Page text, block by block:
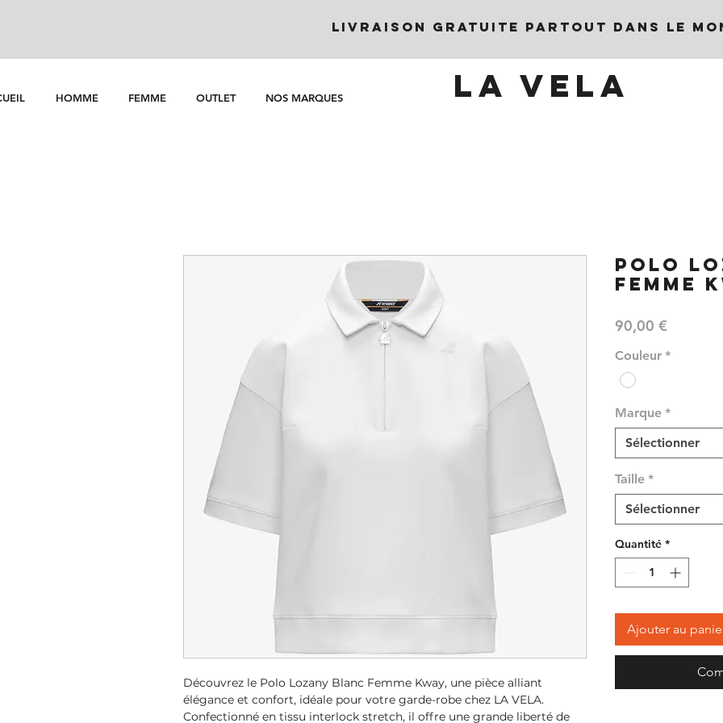
LIVRAISON GRATUITE PARTOUT DANS LE
HOMME FEMME OUTLET NOS MARQUES LA VELA
Découvrez le Polo Lozany Blanc Femme Kway, une pièce alliant
élégance et confort, idéale pour votre garde-robe chez LA VELA.
Confectionné en tissu interlock stretch, il offre une grande liberté de
POLO
FEMME
90,00 €
Couleur *
Marque *
Sélectionner
Taille *
Sélectionner
Quantité *
Ajouter au